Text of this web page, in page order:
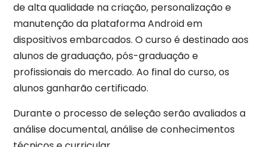
de alta qualidade na criação, personalização e
manutenção da plataforma Android em
dispositivos embarcados. O curso é destinado aos
alunos de graduação, pós-graduação e
profissionais do mercado. Ao final do curso, os
alunos ganharão certificado.
Durante o processo de seleção serão avaliados a
análise documental, análise de conhecimentos